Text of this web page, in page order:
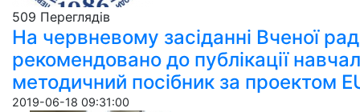
509 Пере­гля­дів
На червневому засіданні Вченої
рекомендовано до публікації
методичний посібник за проектом
2019-06-18 09:31:00